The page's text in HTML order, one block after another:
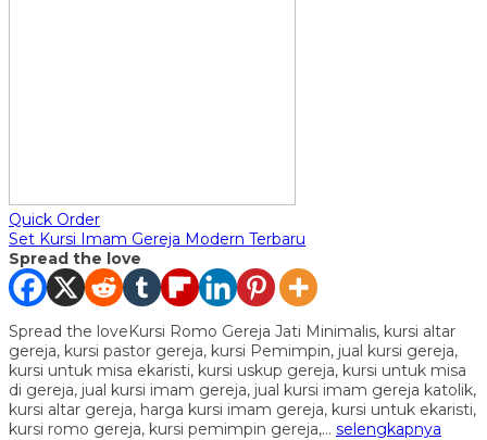
Quick Order
Set Kursi Imam Gereja Modern Terbaru
Spread the love
Spread the loveKursi Romo Gereja Jati Minimalis, kursi altar
gereja, kursi pastor gereja, kursi Pemimpin, jual kursi gereja,
kursi untuk misa ekaristi, kursi uskup gereja, kursi untuk misa
di gereja, jual kursi imam gereja, jual kursi imam gereja katolik,
kursi altar gereja, harga kursi imam gereja, kursi untuk ekaristi,
kursi romo gereja, kursi pemimpin gereja,… selengkapnya